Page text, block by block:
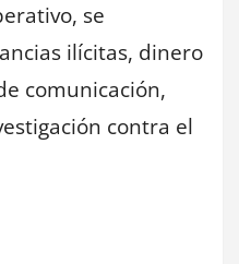
se
ilícitas, dinero
comunicación,
contra el